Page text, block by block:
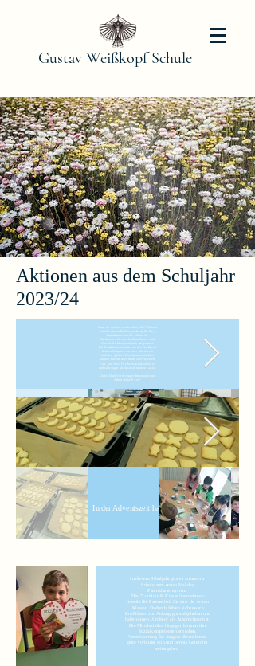
Gustav Weißkopf Schule
Aktionen aus dem Schuljahr
2023/24
Kurz vor den Osterferien hatte die 7. Klasse
wieder eine tolle Überraschung für ihre
Patenkinder aus der Klasse 1a.
Sie hatten sich verschiedene Bastel- und
Geschicklichkeitsstationen ausgedacht.
Die Erstklässer wurden von den Großen in
kleinen Gruppen von einer Station zur
nächsten geführt. Dort konnten sie Eier
färben, Hasenbilder marmorieren, einen
Eier- und einen Dreibeinlauf absolvieren
und sich sogar als Hase schminken lassen.
Vielen Dank für die super Ideen und eure
Arbeit, liebe Paten!
Kurz vor den Osterferien hatte die 7. Klasse wieder eine tolle Überraschung für ihre Patenkinder aus der Klasse 1a.
Sie hatten sich verschiedene Bastel- und Geschicklichkeitsstationen ausgedacht.
Die Erstklässer wurden von den Großen in kleinen Gruppen von einer Station zur nächsten geführt. Dort konnten sie Eier färben, Hasenbilder marmorieren, einen
Vielen Dank für die super Ideen und eure Arbeit, liebe Paten!
In der Adventszeit
haben die
Siebtklässler mit
der Klasse 2a
Plätzchen
gebacken.
In der Adventszeit haben die Siebtklässler mit der
In diesem Schuljahr gibt es an unserer
Schule zum ersten Mal das
Patenklassensystem.
Die 7. und die 8. Klasse übernehmen
jeweils die Patenschaft für eine der ersten
Klassen. Dadurch fühlen sich unsere
Erstklässer von Anfang gut aufgehoben und
haben einen „Großen“ als Ansprechpartner.
Die Mittelschüler hingegen können ihre
Sozialkompetenzen erproben,
Verantwortung für Jüngere übernehmen,
gute Vorbilder sein und bereits Gelerntes
weitergeben.